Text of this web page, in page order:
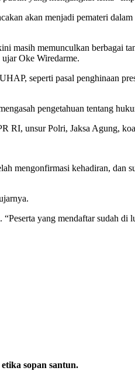
akan menjadi pemateri
memunculkan berbagai
Oke Wiredarme.
seperti pasal penghinaan
pengetahuan tentang
RI, unsur Polri, Jaksa Agung,
mengonfirmasi kehadiran, dan
yang mendaftar sudah di
sopan santun.